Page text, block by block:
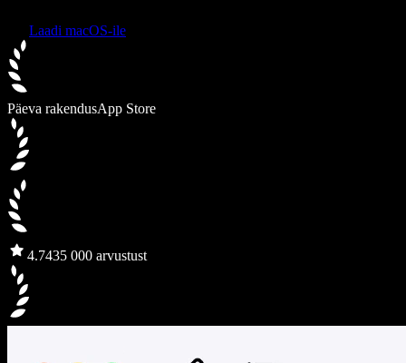
Laadi macOS-ile
Päeva rakendusApp Store
4.7435 000 arvustust